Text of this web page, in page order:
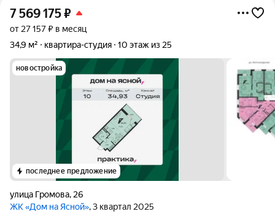
7 569 175₽
от 27 157 ₽ в месяц
34,9 м²
квартира-студия 10 этаж из 25
новостройка
последнее предложение
улица Громова, 26
ЖК «Дом на Ясной», 3 квартал 2025